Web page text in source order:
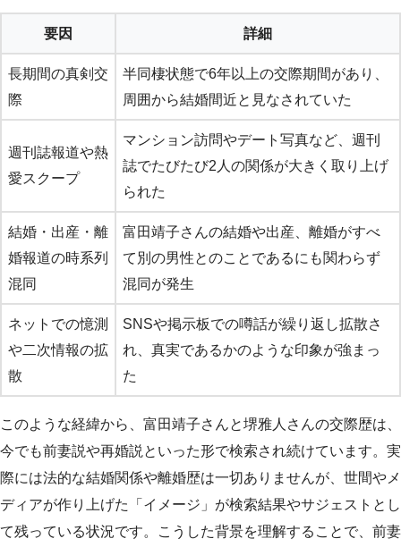
要因 詳細
長期間の真剣交
際
半同棲状態で6年以上の交際期間があり、
周囲から結婚間近と見なされていた
週刊誌報道や熱
愛スクープ
マンション訪問やデート写真など、週刊
誌でたびたび2人の関係が大きく取り上げ
られた
結婚・出産・離
婚報道の時系列
混同
富田靖子さんの結婚や出産、離婚がすべ
て別の男性とのことであるにも関わらず
混同が発生
ネットでの憶測
や二次情報の拡
散
SNSや掲示板での噂話が繰り返し拡散さ
れ、真実であるかのような印象が強まっ
た
このような経緯から、富田靖子さんと堺雅人さんの交際歴は、
今でも前妻説や再婚説といった形で検索され続けています。実
際には法的な結婚関係や離婚歴は一切ありませんが、世間やメ
ディアが作り上げた「イメージ」が検索結果やサジェストとし
て残っている状況です。こうした背景を理解することで、前妻